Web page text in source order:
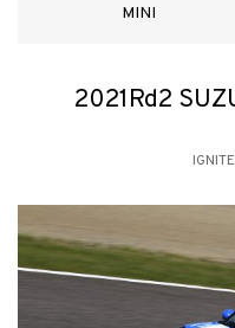
MINI
2021Rd2
IGNITE